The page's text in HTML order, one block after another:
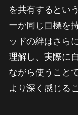
を共有するとい
ーが同じ目標を
ッドの絆はさら
理解し、実際に
ながら使うこと
より深く感じる